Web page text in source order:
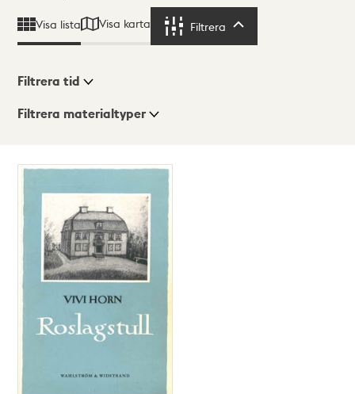
Visa lista Visa karta Filtrera
Visningsläge
Filtrera tid
Filtrera materialtyper
träffar